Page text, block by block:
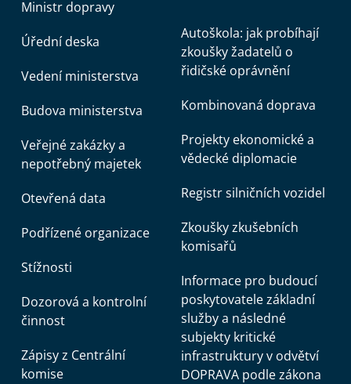
Ministr dopravy
Úřední deska
Vedení ministerstva
Budova ministerstva
Veřejné zakázky a
nepotřebný majetek
Otevřená data
Podřízené organizace
Stížnosti
Dozorová a kontrolní
činnost
Zápisy z Centrální
komise
Autoškola: jak probíhají
zkoušky žadatelů o
řidičské oprávnění
Kombinovaná doprava
Projekty ekonomické a
vědecké diplomacie
Registr silničních vozidel
Zkoušky zkušebních
komisařů
Informace pro budoucí
poskytovatele základní
služby a následné
subjekty kritické
infrastruktury v odvětví
DOPRAVA podle zákona